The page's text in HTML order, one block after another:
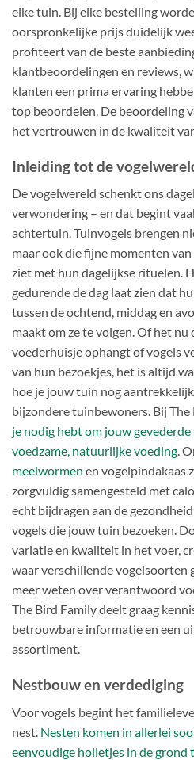
elke tuin. Bij elke bestelling
oorspronkelijke prijs duidelijk
profiteert van de beste
klantbeoordelingen en reviews,
klanten een prima ervaring
top beoordelen. De beoordeling
het vertrouwen in de kwaliteit
Inleiding tot de
De vogelwereld schenkt ons
verwondering – en dat begint
achtertuin. Tuinvogels brengen
maar ook die fijne momenten
ziet met hun dagelijkse rituelen.
gedurende de dag laat zien dat
tussen de ochtend, middag en
maakt om ze te volgen. Of het nu
voederhuisje ophangt of vogels
van hun bezoekjes, het is altijd
hoe je jouw tuin nog
bijzondere tuinbewoners. Bij
je nodig hebt om jouw
voedzame, natuurlijke voeding.
meelwormen en vogelpindakaas
zorgvuldig samengesteld met
echt bijdragen aan de
vogels die jouw tuin bezoeken.
variatie en kwaliteit in het voer,
waar verschillende vogelsoorten
meer weten over verantwoord
The Bird Family deelt graag
betrouwbare informatie en een
assortiment.
Nestbouw en verdediging
Voor vogels begint het
nest. Nesten komen in allerlei
eenvoudige holletjes in de